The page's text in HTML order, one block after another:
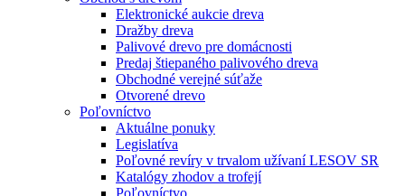
Elektronické aukcie dreva
Dražby dreva
Palivové drevo pre domácnosti
Predaj štiepaného palivového dreva
Obchodné verejné súťaže
Otvorené drevo
Poľovníctvo
Aktuálne ponuky
Legislatíva
Poľovné revíry v trvalom užívaní LESOV SR
Katalógy zhodov a trofejí
Poľovníctvo